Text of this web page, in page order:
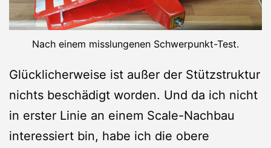
Nach einem misslungenen Schwerpunkt-Test.
Glücklicherweise ist außer der Stützstruktur
nichts beschädigt worden. Und da ich nicht
in erster Linie an einem Scale-Nachbau
interessiert bin, habe ich die obere